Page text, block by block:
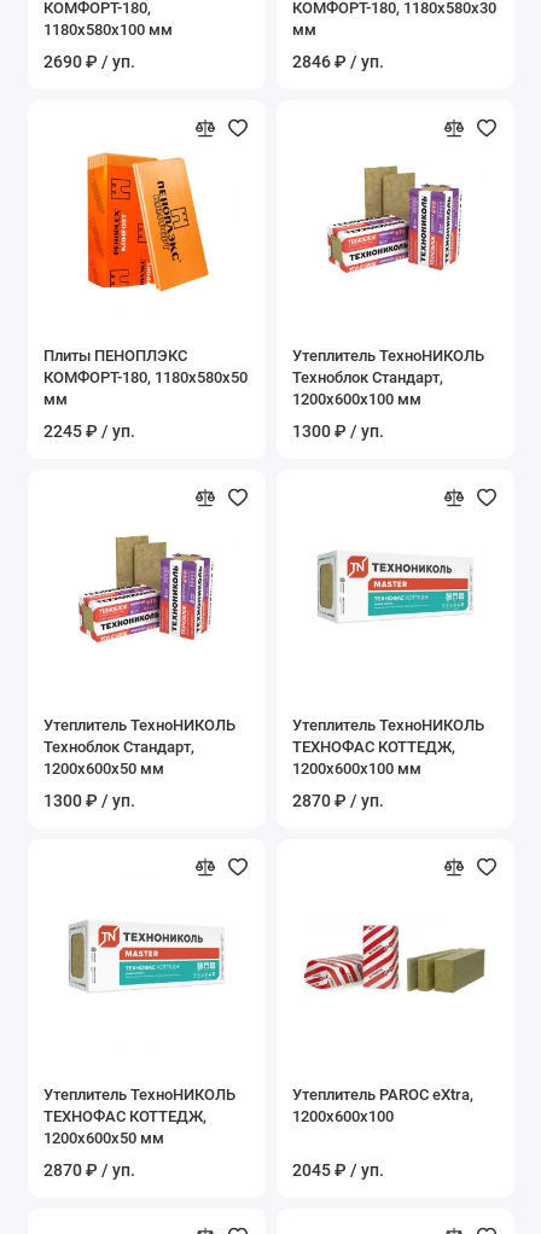
КОМФОРТ-180,
1180х580х100 мм
2690 ₽ / уп.
КОМФОРТ-180, 1180х580х30
мм
2846 ₽ / уп.
Плиты ПЕНОПЛЭКС
КОМФОРТ-180, 1180х580х50
мм
2245 ₽ / уп.
Утеплитель ТехноНИКОЛЬ
Техноблок Стандарт,
1200х600х100 мм
1300 ₽ / уп.
Утеплитель ТехноНИКОЛЬ
Техноблок Стандарт,
1200х600х50 мм
1300 ₽ / уп.
Утеплитель ТехноНИКОЛЬ
ТЕХНОФАС КОТТЕДЖ,
1200х600х100 мм
2870 ₽ / уп.
Утеплитель ТехноНИКОЛЬ
ТЕХНОФАС КОТТЕДЖ,
1200х600х50 мм
2870 ₽ / уп.
Утеплитель PAROC eXtra,
1200x600x100
2045 ₽ / уп.